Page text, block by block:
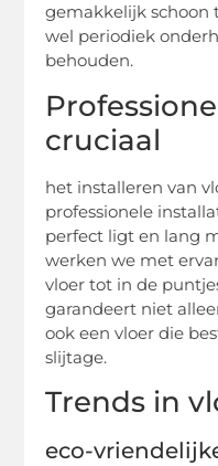
gemakkelijk schoon
wel periodiek
behouden.
cruciaal
het installeren van
professionele
perfect ligt en lang
werken we met
vloer tot in de
garandeert niet
ook een vloer die
slijtage.
Trends in
eco-